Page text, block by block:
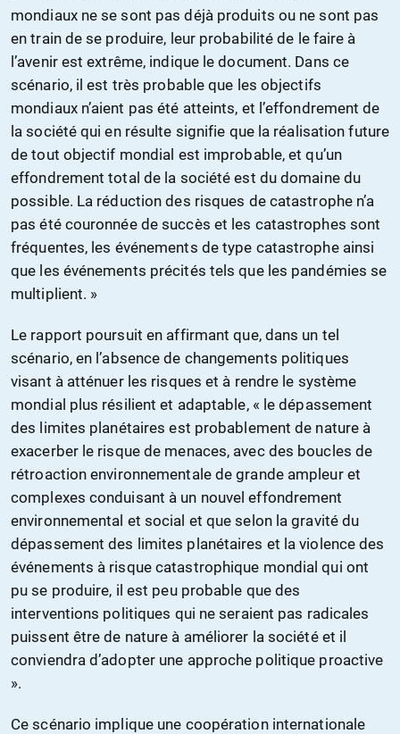
mondiaux ne se sont pas déjà produits ou ne sont pas
en train de se produire, leur probabilité de le faire à
l’avenir est extrême, indique le document. Dans ce
scénario, il est très probable que les objectifs
mondiaux n’aient pas été atteints, et l’effondrement de
la société qui en résulte signifie que la réalisation future
de tout objectif mondial est improbable, et qu’un
effondrement total de la société est du domaine du
possible. La réduction des risques de catastrophe n’a
pas été couronnée de succès et les catastrophes sont
fréquentes, les événements de type catastrophe ainsi
que les événements précités tels que les pandémies se
multiplient. »
Le rapport poursuit en affirmant que, dans un tel
scénario, en l’absence de changements politiques
visant à atténuer les risques et à rendre le système
mondial plus résilient et adaptable, « le dépassement
des limites planétaires est probablement de nature à
exacerber le risque de menaces, avec des boucles de
rétroaction environnementale de grande ampleur et
complexes conduisant à un nouvel effondrement
environnemental et social et que selon la gravité du
dépassement des limites planétaires et la violence des
événements à risque catastrophique mondial qui ont
pu se produire, il est peu probable que des
interventions politiques qui ne seraient pas radicales
puissent être de nature à améliorer la société et il
conviendra d’adopter une approche politique proactive
».
Ce scénario implique une coopération internationale